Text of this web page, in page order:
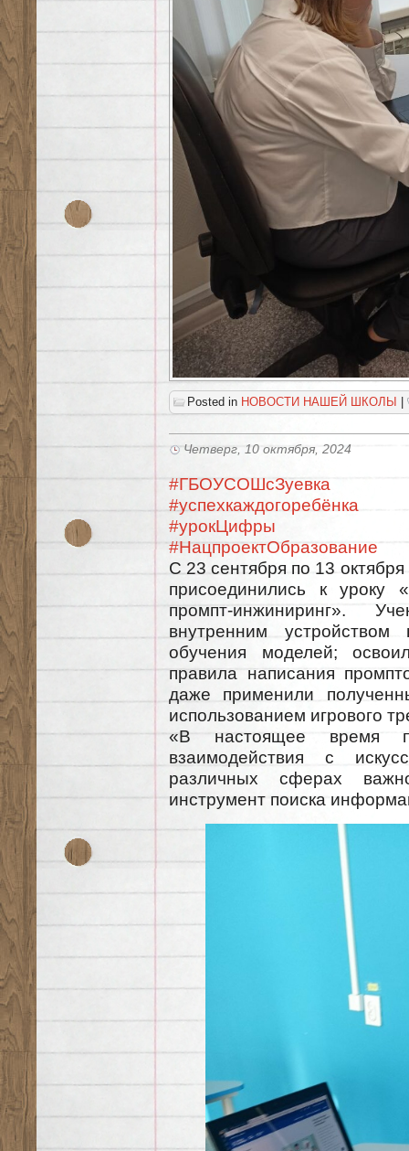
Posted in НОВОСТИ НАШЕЙ ШКОЛЫ
Четверг, 10 октября, 2024
#ГБОУСОШсЗуевка
#успехкаждогоребёнка
#урокЦифры
#НацпроектОбразование
С 23 сентября по 13
присоединились к уроку
промпт-инжиниринг».
внутренним
обучения моделей;
правила написания
даже применили
использованием игрового
«В настоящее время
взаимодействия с
различных сферах
инструмент поиска